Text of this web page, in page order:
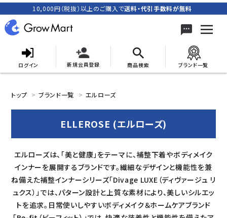
10,000円（税抜）以上のご購入で送料・代引手数料が無料
ログイン 新規会員登録 商品検索 ブランド一覧
ACCOUNT MENU
meeting_room ログイン person 新規会員登録
カテゴリーから探す
キャンペーン
トップ ブランド一覧 エルローズ
ELLEROSE (エルローズ)
エルローズは、「美と健康」をテーマに、補整下着やボディメイク
インナーを展開するブランドです。繊細なデザインと機能性を兼
ね備えた補整インナーシリーズ「Divage LUXE（ディヴァージュ リ
ュクス）」では、パターン設計と上質な素材により、美しいシルエッ
トを追求。日常使いしやすいボディメイク＆ホームケアブランド